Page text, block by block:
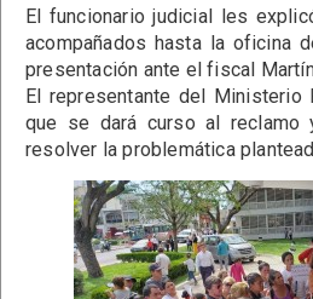
El funcionario judicial les
acompañados hasta la oficina
presentación ante el fiscal
El representante del
que se dará curso al reclamo
resolver la problemática